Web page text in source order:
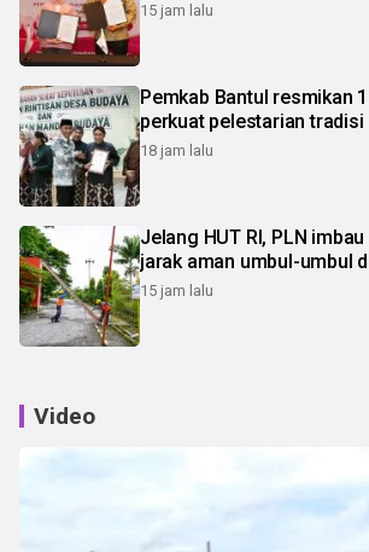
15 jam lalu
Pemkab Bantul resmikan
perkuat pelestarian tradisi
18 jam lalu
Jelang HUT RI, PLN
jarak aman umbul-umbul
15 jam lalu
Video